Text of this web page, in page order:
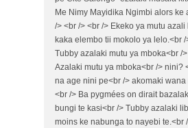
Me Nimy Mayidika Ngimbi alors ke
/> <br /> <br /> Ekeko ya mutu
kaka elembo tii mokolo ya lelo.<br
Tubby azalaki mutu ya mboka<br /
Azalaki mutu ya mboka<br /> nini?
na age nini pe<br /> akomaki
<br /> Ba pygmées on dirait
bungi te kasi<br /> Tubby azalaki
moins ke nabunga to nayebi te.<br